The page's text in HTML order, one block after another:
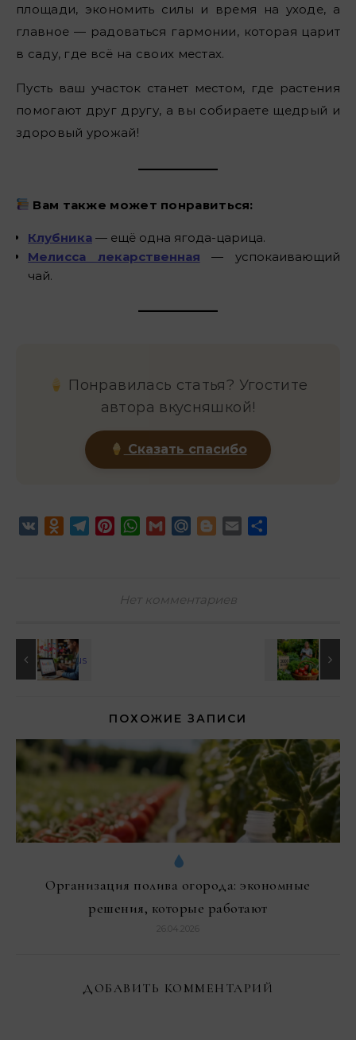
площади, экономить силы и время на уходе, а
главное — радоваться гармонии, которая царит
в саду, где всё на своих местах.
Пусть ваш участок станет местом, где растения
помогают друг другу, а вы собираете щедрый и
здоровый урожай!
Вам также может понравиться:
Клубника — ещё одна ягода-царица.
Мелисса лекарственная — успокаивающий
чай.
Понравилась статья? Угостите
автора вкусняшкой!
Сказать спасибо
VK Odnoklassniki
Telegram
PinterestWhatsApp
GmailMail.RuBlogger
Email
Нет комментариев
ПОХОЖИЕ ЗАПИСИ
Организация полива огорода: экономные
решения, которые работают
26.04.2026
ДОБАВИТЬ КОММЕНТАРИЙ